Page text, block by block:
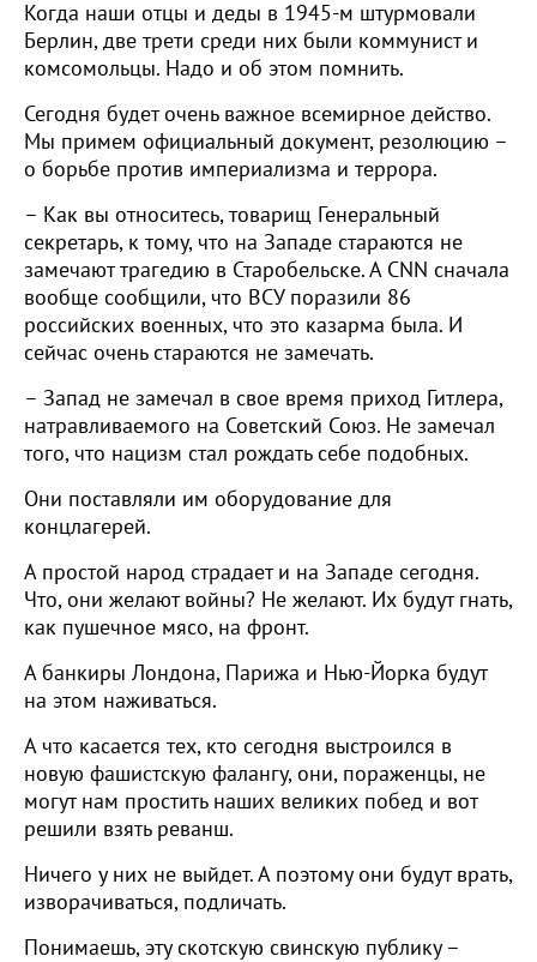
Когда наши отцы и деды в 1945-м штурмовали
Берлин, две трети среди них были коммунист и
комсомольцы. Надо и об этом помнить.
Сегодня будет очень важное всемирное действо.
Мы примем официальный документ, резолюцию –
о борьбе против империализма и террора.
– Как вы относитесь, товарищ Генеральный
секретарь, к тому, что на Западе стараются не
замечают трагедию в Старобельске. А СNN сначала
вообще сообщили, что ВСУ поразили 86
российских военных, что это казарма была. И
сейчас очень стараются не замечать.
– Запад не замечал в свое время приход Гитлера,
натравливаемого на Советский Союз. Не замечал
того, что нацизм стал рождать себе подобных.
Они поставляли им оборудование для
концлагерей.
А простой народ страдает и на Западе сегодня.
Что, они желают войны? Не желают. Их будут гнать,
как пушечное мясо, на фронт.
А банкиры Лондона, Парижа и Нью-Йорка будут
на этом наживаться.
А что касается тех, кто сегодня выстроился в
новую фашистскую фалангу, они, пораженцы, не
могут нам простить наших великих побед и вот
решили взять реванш.
Ничего у них не выйдет. А поэтому они будут врать,
изворачиваться, подличать.
Понимаешь, эту скотскую свинскую публику –